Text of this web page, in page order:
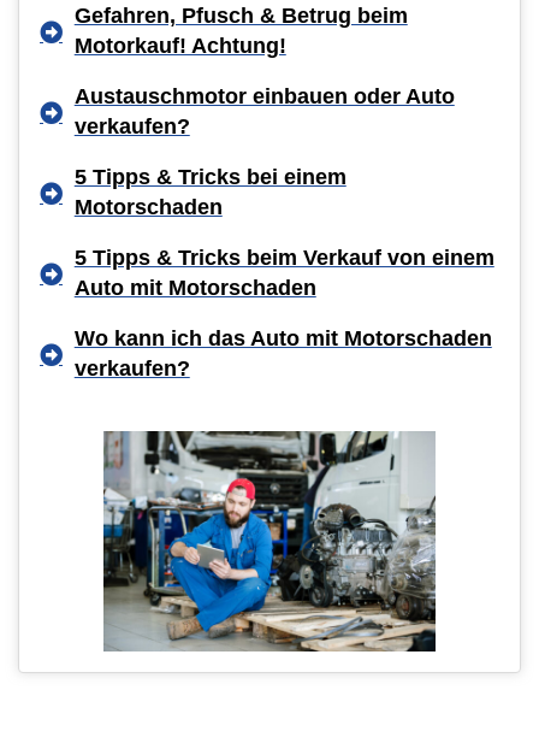
Gefahren, Pfusch & Betrug beim
Motorkauf! Achtung!
Austauschmotor einbauen oder Auto
verkaufen?
5 Tipps & Tricks bei einem
Motorschaden
5 Tipps & Tricks beim Verkauf von einem
Auto mit Motorschaden
Wo kann ich das Auto mit Motorschaden
verkaufen?